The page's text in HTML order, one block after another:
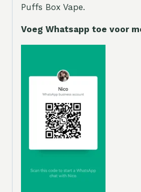
Puffs Box Vape.
Voeg Whatsapp toe voor